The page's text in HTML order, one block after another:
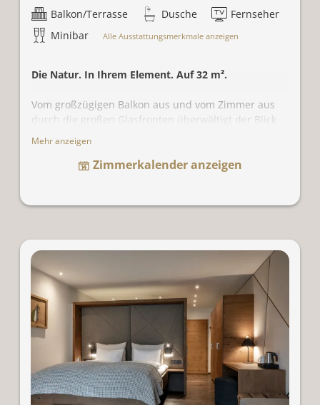
Balkon/Terrasse
Dusche
Fernseher
Minibar
Alle Ausstattungsmerkmale anzeigen
Die Natur. In Ihrem Element. Auf 32 m².
Vom großzügigen Balkon aus und vom Zimmer aus
durch die großen Glasfronten überwältigt der Blick
Holzböden, mit Leinen und Eisen bespannte Wände,
ein komfortables Day Bed mit Wollbezug und ein mit
Für 2-4 Personen. Bei 3 Personen wird das Day Bed
einem Zustellbett erweitert.
Mehr anzeigen
Zimmerkalender anzeigen